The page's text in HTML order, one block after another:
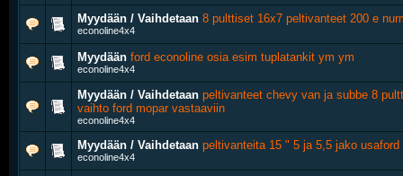
Myydään / Vaihdetaan 8 pulttiset 16x7 peltivanteet 200 e
econoline4x4
Myydään ford econoline osia esim tuplatankit ym ym
econoline4x4
Myydään / Vaihdetaan peltivanteet chevy van ja subbe 8
vaihto ford mopar vastaaviin
econoline4x4
Myydään / Vaihdetaan peltivanteita 15 " 5 ja 5,5 jako usaford
econoline4x4